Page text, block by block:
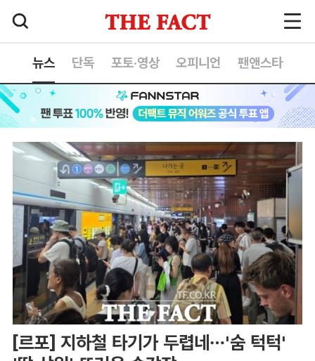
뉴스 단독 포토·영상 오피니언 팬앤스타
[르포] 지하철 타기가 두렵네…'숨 턱턱'